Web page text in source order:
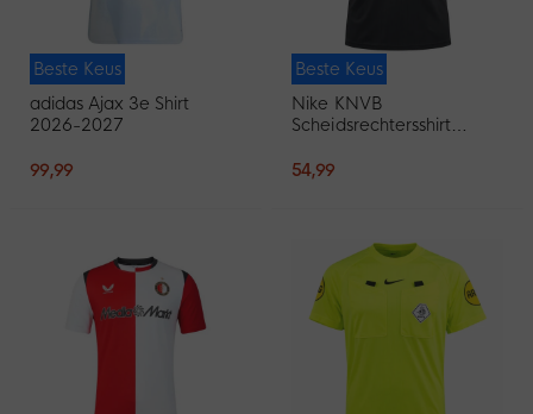
Beste Keus
adidas Ajax 3e Shirt
2026-2027
99,99
Beste Keus
Nike KNVB
Scheidsrechtersshirt
54,99